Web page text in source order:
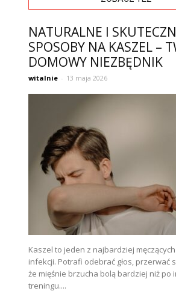
NATURALNE I
SPOSOBY NA KASZEL –
DOMOWY NIEZBĘDNIK
witalnie - 13 maja 2026
Kaszel to jeden z najbardziej
infekcji. Potrafi odebrać głos, przerwać
że mięśnie brzucha bolą bardziej niż po
treningu....